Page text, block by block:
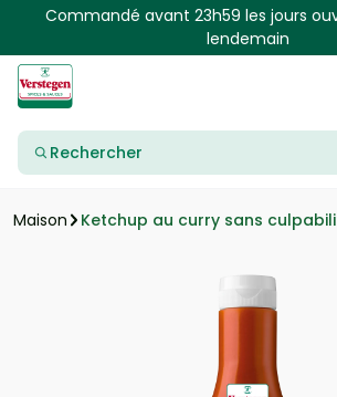
Skip to main content
Commandé avant 23h59 les jours
lendemain
Rechercher
Maison Ketchup au curry sans